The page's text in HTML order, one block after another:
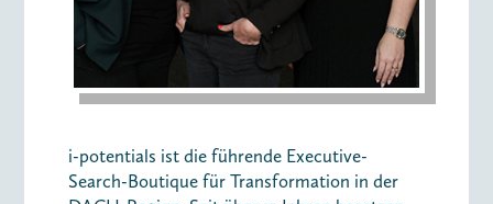
i-potentials ist die führende Executive-
Search-Boutique für Transformation in der